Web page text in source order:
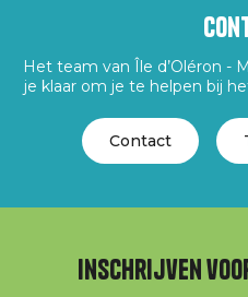
Het team van Île d’Oléron -
je klaar om je te helpen bij
Contact
Inschrijven